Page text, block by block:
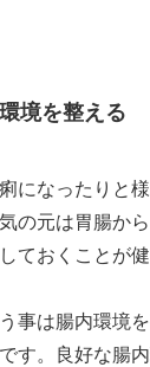
境を整える
になったりと
の元は胃腸か
ておくことが健
事は腸内環境
す。良好な腸